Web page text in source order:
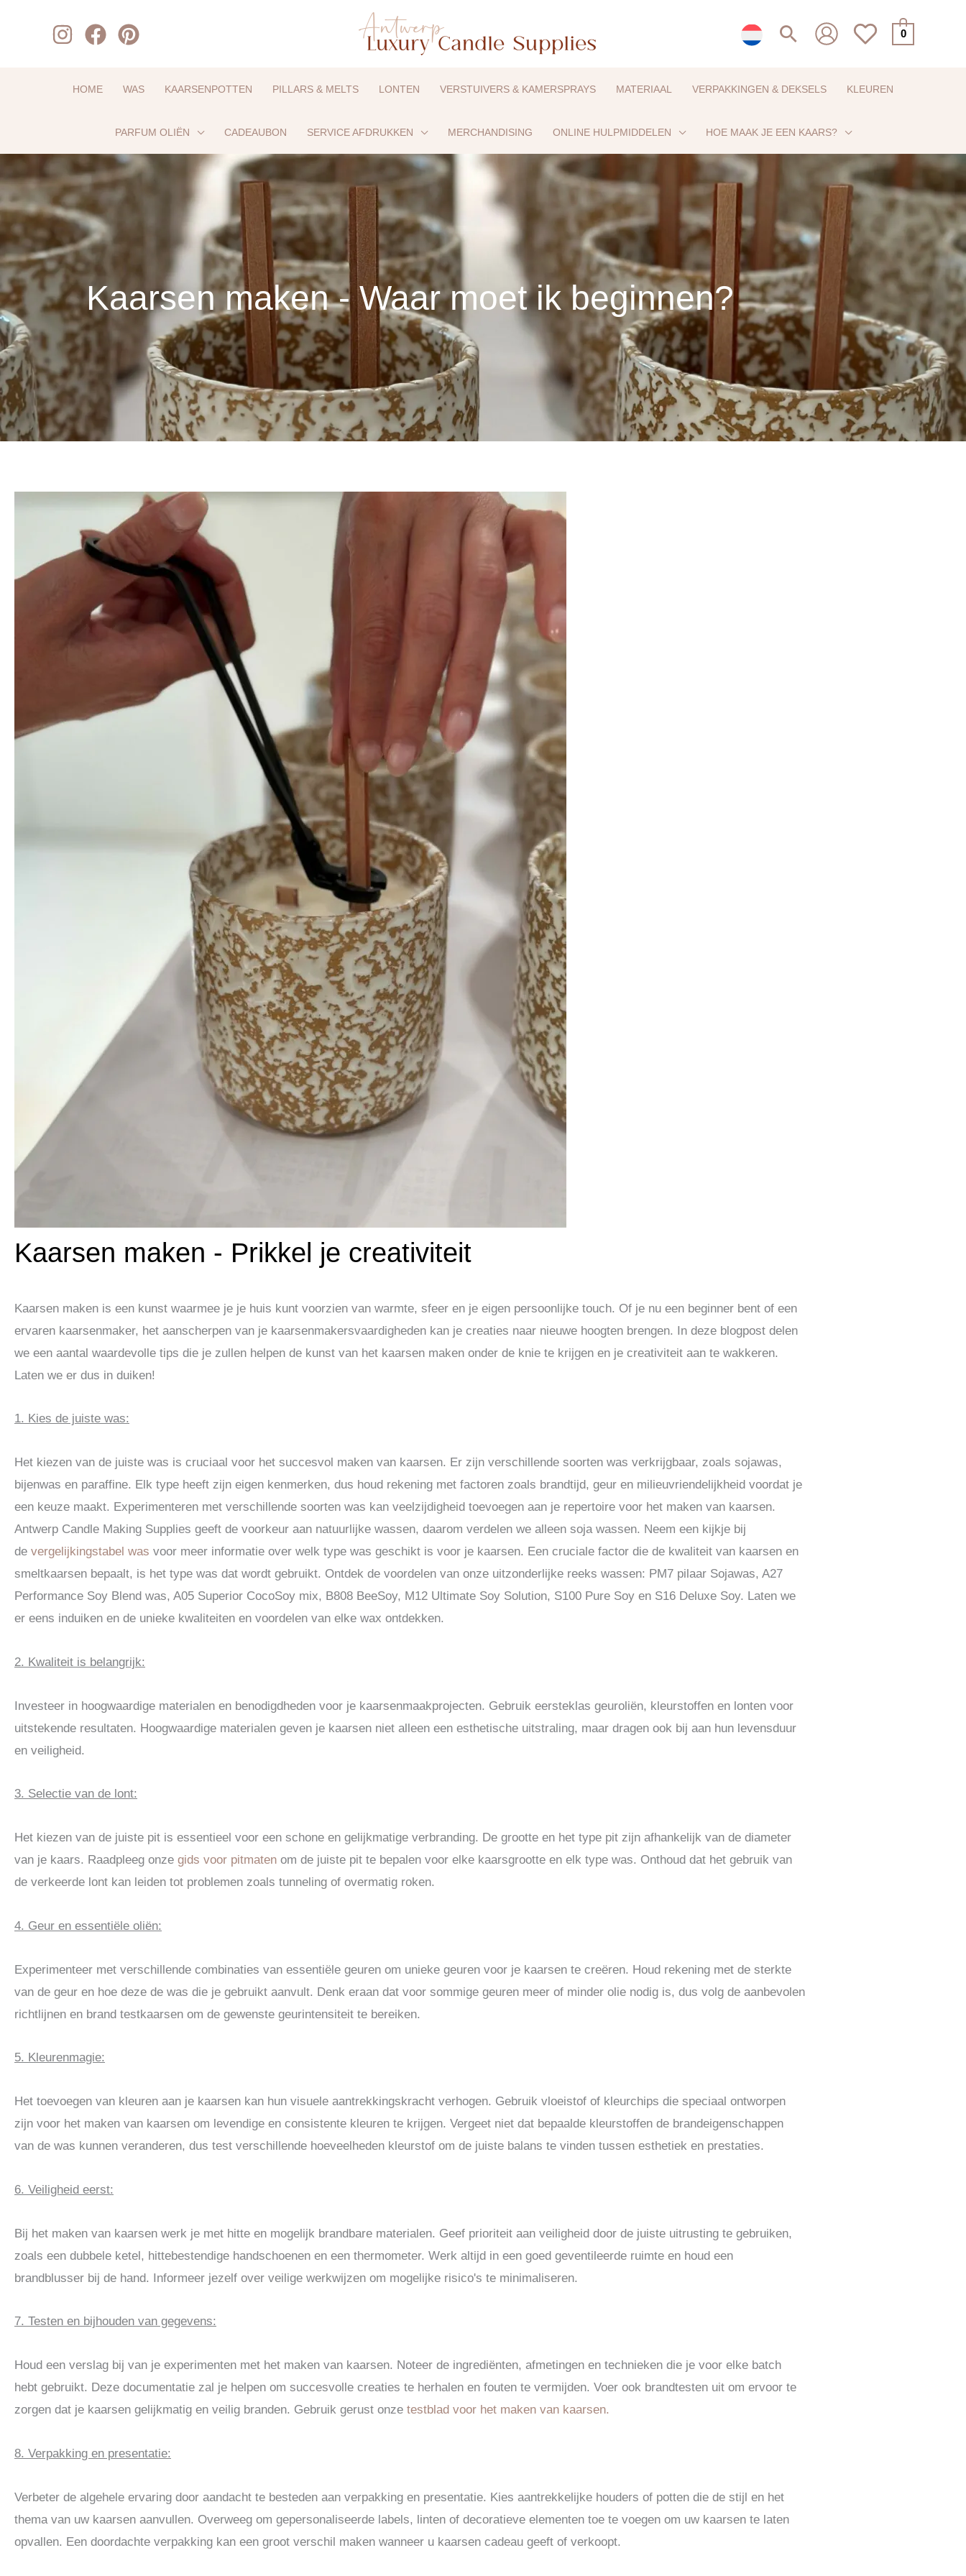
Zoeken 0
HOME WAS KAARSENPOTTEN PILLARS & MELTS LONTEN VERSTUIVERS & KAMERSPRAYS MATERIAAL VERPAKKINGEN & DEKSELS KLEUREN
PARFUM OLIËN CADEAUBON SERVICE AFDRUKKEN MERCHANDISING ONLINE HULPMIDDELEN HOE MAAK JE EEN KAARS?
Kaarsen maken - Waar moet ik beginnen?
Kaarsen maken - Prikkel je creativiteit
Kaarsen maken is een kunst waarmee je je huis kunt voorzien van warmte, sfeer en je eigen persoonlijke touch. Of je nu een beginner bent of een
ervaren kaarsenmaker, het aanscherpen van je kaarsenmakersvaardigheden kan je creaties naar nieuwe hoogten brengen. In deze blogpost delen
we een aantal waardevolle tips die je zullen helpen de kunst van het kaarsen maken onder de knie te krijgen en je creativiteit aan te wakkeren.
Laten we er dus in duiken!
1. Kies de juiste was:
Het kiezen van de juiste was is cruciaal voor het succesvol maken van kaarsen. Er zijn verschillende soorten was verkrijgbaar, zoals sojawas,
bijenwas en paraffine. Elk type heeft zijn eigen kenmerken, dus houd rekening met factoren zoals brandtijd, geur en milieuvriendelijkheid voordat je
een keuze maakt. Experimenteren met verschillende soorten was kan veelzijdigheid toevoegen aan je repertoire voor het maken van kaarsen.
Antwerp Candle Making Supplies geeft de voorkeur aan natuurlijke wassen, daarom verdelen we alleen soja wassen. Neem een kijkje bij
de vergelijkingstabel was voor meer informatie over welk type was geschikt is voor je kaarsen. Een cruciale factor die de kwaliteit van kaarsen en
smeltkaarsen bepaalt, is het type was dat wordt gebruikt. Ontdek de voordelen van onze uitzonderlijke reeks wassen: PM7 pilaar Sojawas, A27
Performance Soy Blend was, A05 Superior CocoSoy mix, B808 BeeSoy, M12 Ultimate Soy Solution, S100 Pure Soy en S16 Deluxe Soy. Laten we
er eens induiken en de unieke kwaliteiten en voordelen van elke wax ontdekken.
2. Kwaliteit is belangrijk:
Investeer in hoogwaardige materialen en benodigdheden voor je kaarsenmaakprojecten. Gebruik eersteklas geuroliën, kleurstoffen en lonten voor
uitstekende resultaten. Hoogwaardige materialen geven je kaarsen niet alleen een esthetische uitstraling, maar dragen ook bij aan hun levensduur
en veiligheid.
3. Selectie van de lont:
Het kiezen van de juiste pit is essentieel voor een schone en gelijkmatige verbranding. De grootte en het type pit zijn afhankelijk van de diameter
van je kaars. Raadpleeg onze gids voor pitmaten om de juiste pit te bepalen voor elke kaarsgrootte en elk type was. Onthoud dat het gebruik van
de verkeerde lont kan leiden tot problemen zoals tunneling of overmatig roken.
4. Geur en essentiële oliën:
Experimenteer met verschillende combinaties van essentiële geuren om unieke geuren voor je kaarsen te creëren. Houd rekening met de sterkte
van de geur en hoe deze de was die je gebruikt aanvult. Denk eraan dat voor sommige geuren meer of minder olie nodig is, dus volg de aanbevolen
richtlijnen en brand testkaarsen om de gewenste geurintensiteit te bereiken.
5. Kleurenmagie:
Het toevoegen van kleuren aan je kaarsen kan hun visuele aantrekkingskracht verhogen. Gebruik vloeistof of kleurchips die speciaal ontworpen
zijn voor het maken van kaarsen om levendige en consistente kleuren te krijgen. Vergeet niet dat bepaalde kleurstoffen de brandeigenschappen
van de was kunnen veranderen, dus test verschillende hoeveelheden kleurstof om de juiste balans te vinden tussen esthetiek en prestaties.
6. Veiligheid eerst:
Bij het maken van kaarsen werk je met hitte en mogelijk brandbare materialen. Geef prioriteit aan veiligheid door de juiste uitrusting te gebruiken,
zoals een dubbele ketel, hittebestendige handschoenen en een thermometer. Werk altijd in een goed geventileerde ruimte en houd een
brandblusser bij de hand. Informeer jezelf over veilige werkwijzen om mogelijke risico's te minimaliseren.
7. Testen en bijhouden van gegevens:
Houd een verslag bij van je experimenten met het maken van kaarsen. Noteer de ingrediënten, afmetingen en technieken die je voor elke batch
hebt gebruikt. Deze documentatie zal je helpen om succesvolle creaties te herhalen en fouten te vermijden. Voer ook brandtesten uit om ervoor te
zorgen dat je kaarsen gelijkmatig en veilig branden. Gebruik gerust onze testblad voor het maken van kaarsen.
8. Verpakking en presentatie:
Verbeter de algehele ervaring door aandacht te besteden aan verpakking en presentatie. Kies aantrekkelijke houders of potten die de stijl en het
thema van uw kaarsen aanvullen. Overweeg om gepersonaliseerde labels, linten of decoratieve elementen toe te voegen om uw kaarsen te laten
opvallen. Een doordachte verpakking kan een groot verschil maken wanneer u kaarsen cadeau geeft of verkoopt.